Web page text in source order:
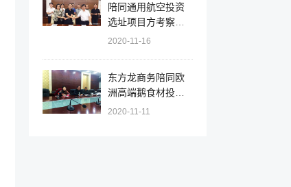
源综合利用投资选
址项目
陪同通用航空投资
选址项目方考察安
徽天长市，签订百
2020-11-16
东方龙商务陪同欧
洲高端鹅食材投资
选址项目方考察江
2020-11-11